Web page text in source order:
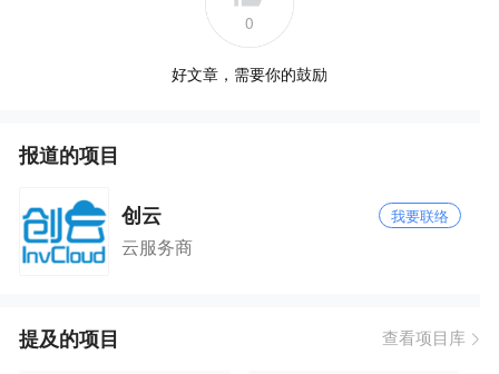
0
好文章，需要你的鼓励
报道的项目
创云 我要联络
云服务商
提及的项目 查看项目库